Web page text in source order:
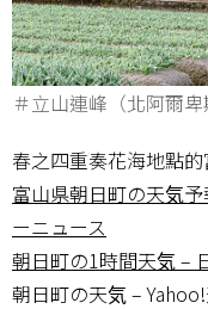
＃立山連峰（北阿爾卑
春之四重奏花海地點
富山県朝日町の天気
ーニュース
朝日町の1時間天気 –
朝日町の天気 –